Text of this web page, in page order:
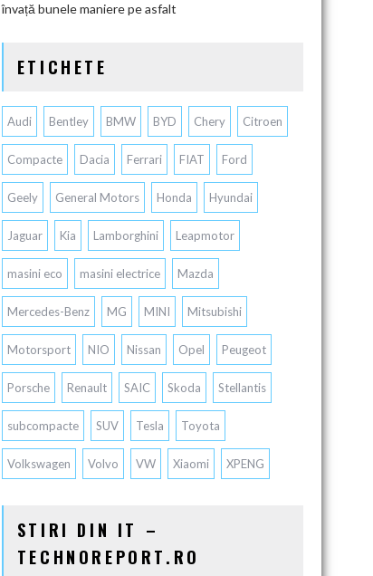
învață bunele maniere pe asfalt
ETICHETE
Audi Bentley BMW BYD Chery Citroen
Compacte Dacia Ferrari FIAT Ford
Geely General Motors Honda Hyundai
Jaguar Kia Lamborghini Leapmotor
masini eco masini electrice Mazda
Mercedes-Benz MG MINI Mitsubishi
Motorsport NIO Nissan Opel Peugeot
Porsche Renault SAIC Skoda Stellantis
subcompacte SUV Tesla Toyota
Volkswagen Volvo VW Xiaomi XPENG
STIRI DIN IT –
TECHNOREPORT.RO